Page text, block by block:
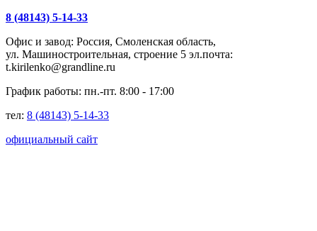
8 (48143) 5-14-33
Офис и завод: Россия, Смоленская область,
ул. Машиностроительная, строение 5 эл.почта:
t.kirilenko@grandline.ru
График работы: пн.-пт. 8:00 - 17:00
тел: 8 (48143) 5-14-33
официальный сайт